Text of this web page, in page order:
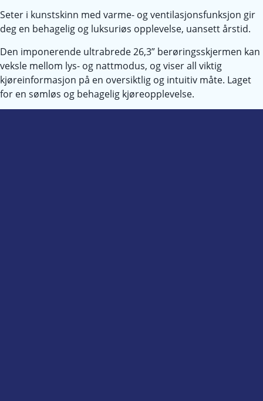
Seter i kunstskinn med varme- og ventilasjonsfunksjon gir
deg en behagelig og luksuriøs opplevelse, uansett årstid.
Den imponerende ultrabrede 26,3” berøringsskjermen kan
veksle mellom lys- og nattmodus, og viser all viktig
kjøreinformasjon på en oversiktlig og intuitiv måte. Laget
for en sømløs og behagelig kjøreopplevelse.